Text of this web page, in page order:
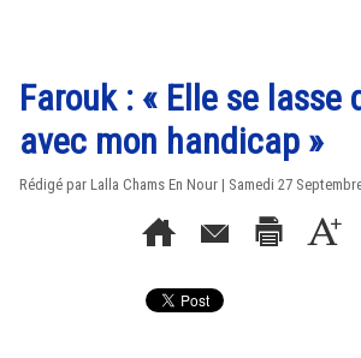
Farouk : « Elle se lasse
avec mon handicap »
Rédigé par Lalla Chams En Nour | Samedi 27